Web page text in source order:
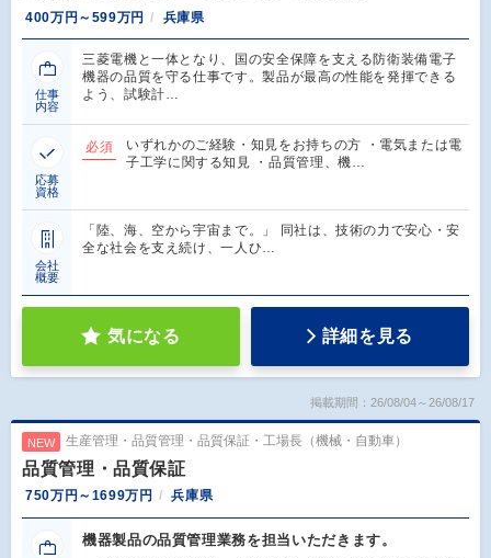
400万円～599万円
兵庫県
仕事
内容
三菱電機と一体となり、国の安全保障を支える防衛装備電子
機器の品質を守る仕事です。製品が最高の性能を発揮できる
よう、試験計…
応募
資格
必須
いずれかのご経験・知見をお持ちの方 ・電気または電
子工学に関する知見 ・品質管理、機…
会社
概要
「陸、海、空から宇宙まで。」 同社は、技術の力で安心・安
全な社会を支え続け、一人ひ…
気になる 詳細を見る
掲載期間：26/08/04～26/08/17
NEW 生産管理・品質管理・品質保証・工場長（機械・自動車）
品質管理・品質保証
750万円～1699万円 兵庫県
機器製品の品質管理業務を担当いただきます。